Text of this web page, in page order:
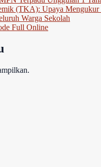
(TKA): Upaya Mengukur
Warga Sekolah
Full Online